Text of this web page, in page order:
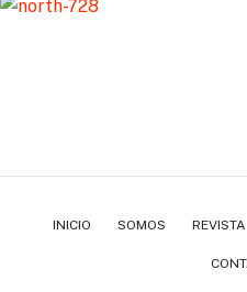
INICIO SOMOS REVISTA